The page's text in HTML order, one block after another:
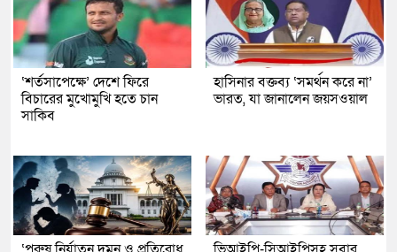
‘শর্তসাপেক্ষে’ দেশে ফিরে
বিচারের মুখোমুখি হতে চান
সাকিব
হাসিনার বক্তব্য ‘সমর্থন করে না’
ভারত, যা জানালেন জয়সওয়াল